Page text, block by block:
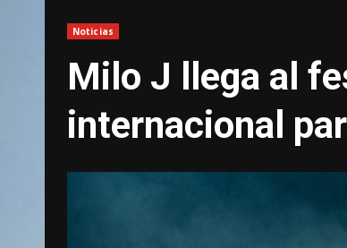
Noticias
Milo J llega al
internacional